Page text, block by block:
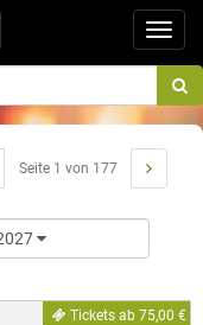
Seite 1 von 177
Tickets ab 75,00 €